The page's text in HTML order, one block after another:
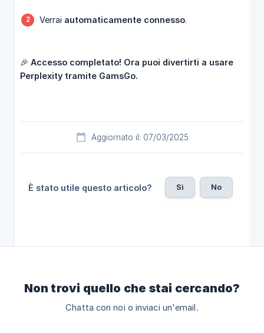
Verrai automaticamente connesso.
🎉 Accesso completato! Ora puoi divertirti a usare
Perplexity tramite GamsGo.
Aggiornato il: 07/03/2025
È stato utile questo articolo? Sì No
Non trovi quello che stai cercando?
Chatta con noi o inviaci un'email.